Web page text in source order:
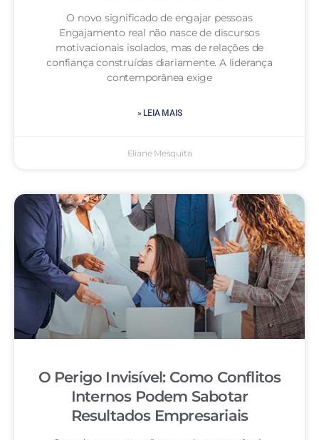
O novo significado de engajar pessoas
Engajamento real não nasce de discursos
motivacionais isolados, mas de relações de
confiança construídas diariamente. A liderança
contemporânea exige
» LEIA MAIS
Eliane Mesquita
O Perigo Invisível: Como Conflitos
Internos Podem Sabotar
Resultados Empresariais